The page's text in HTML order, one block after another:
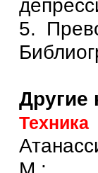
5.
Другие
Техника